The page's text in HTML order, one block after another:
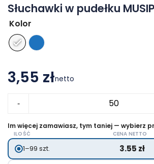
Słuchawki w pudełku
Kolor
3,55 złnetto
-
w
pudełku
MUSIPLUG
Im więcej zamawiasz, tym taniej — wybierz
ILOŚĆ CENA NETTO
1–99 szt. 3.55 zł